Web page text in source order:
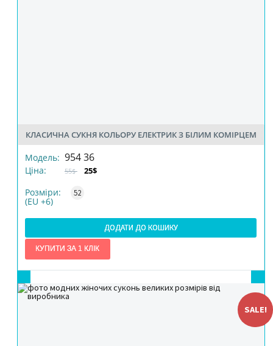
КЛАСИЧНА СУКНЯ КОЛЬОРУ ЕЛЕКТРИК З БІЛИМ КОМІРЦЕМ
Модель: 954 36
Ціна: 55$
25$
Розміри:
(EU +6)
52
ДОДАТИ ДО КОШИКУ
РОЗМІР
КІЛЬКІСТЬ
SALE!